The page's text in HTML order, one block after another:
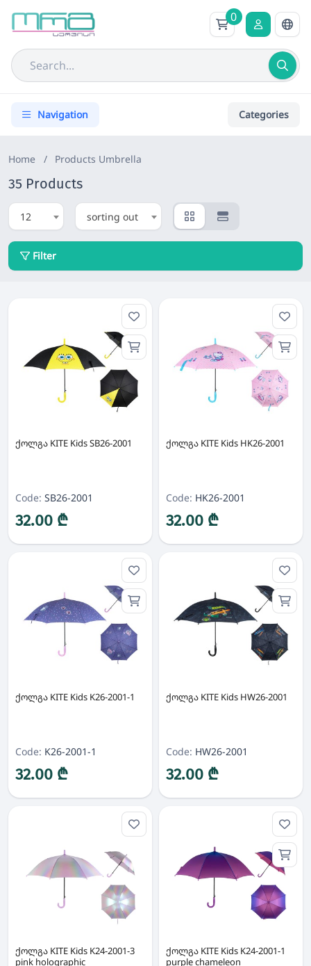
0
Navigation Categories
Home / Products Umbrella
35 Products
12 sorting out
Filter
ქოლგა KITE Kids SB26-2001
Code: SB26-2001
32.00 ₾
ქოლგა KITE Kids HK26-2001
Code: HK26-2001
32.00 ₾
ქოლგა KITE Kids K26-2001-1
Code: K26-2001-1
32.00 ₾
ქოლგა KITE Kids HW26-2001
Code: HW26-2001
32.00 ₾
ქოლგა KITE Kids K24-2001-3
pink holographic
ქოლგა KITE Kids K24-2001-1
purple chameleon